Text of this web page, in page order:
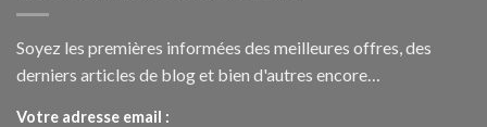
Soyez les premières informées des meilleures offres, des
derniers articles de blog et bien d'autres encore…
Votre adresse email :